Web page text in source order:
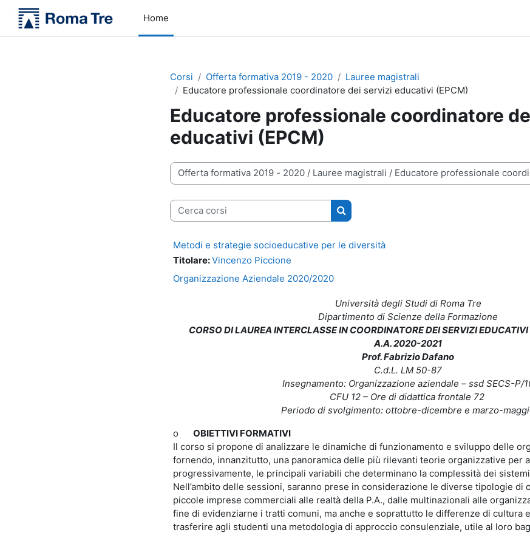
Vai al contenuto principale
Home
Corsi Offerta formativa 2019 - 2020
Lauree magistrali
Educatore professionale coordinatore dei servizi educativi (EPCM)
Educatore professionale coordinatore
educativi (EPCM)
Categorie di corso
Cerca corsi
Cerca corsi
Metodi e strategie socioeducative per le diversità
Titolare:Vincenzo Piccione
Organizzazione Aziendale 2020/2020
Università degli Studi di Roma Tre
Dipartimento di Scienze della Formazione
CORSO DI LAUREA INTERCLASSE IN COORDINATORE DEI SERVIZI
A.A. 2020-2021
Prof. Fabrizio Dafano
C.d.L. LM 50-87
Insegnamento: Organizzazione aziendale – ssd SECS-P/
CFU 12 – Ore di didattica frontale 72
Periodo di svolgimento: ottobre-dicembre e marzo-
o OBIETTIVI FORMATIVI
Il corso si propone di analizzare le dinamiche di funzionamento e sviluppo delle
fornendo, innanzitutto, una panoramica delle più rilevanti teorie organizzative per
progressivamente, le principali variabili che determinano la complessità dei
Nell’ambito delle sessioni, saranno prese in considerazione le diverse tipologie di
piccole imprese commerciali alle realtà della P.A., dalle multinazionali alle
fine di evidenziarne i tratti comuni, ma anche e soprattutto le differenze di cultura
trasferire agli studenti una metodologia di approccio consulenziale, utile al loro